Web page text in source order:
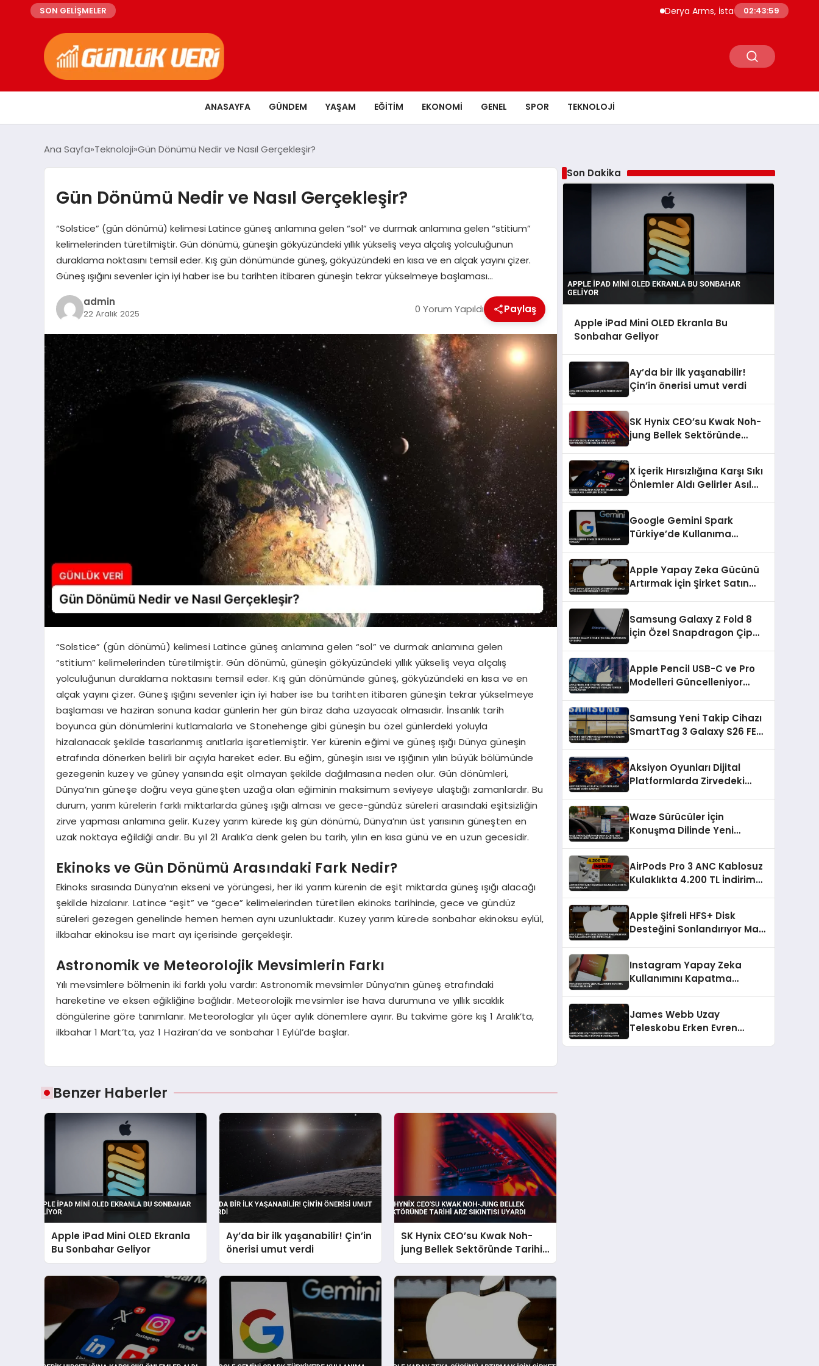
SON GELİŞMELER Derya Arms, İstanbul Prohunt 2026’da
02:44:00
ANASAYFA GÜNDEM YAŞAM EĞITIM EKONOMI GENEL SPOR TEKNOLOJI
Ana Sayfa Teknoloji Gün Dönümü Nedir ve Nasıl Gerçekleşir?
Gün Dönümü Nedir ve Nasıl Gerçekleşir?
“Solstice” (gün dönümü) kelimesi Latince güneş anlamına gelen “sol” ve durmak anlamına gelen “stitium”
kelimelerinden türetilmiştir. Gün dönümü, güneşin gökyüzündeki yıllık yükseliş veya alçalış yolculuğunun
duraklama noktasını temsil eder. Kış gün dönümünde güneş, gökyüzündeki en kısa ve en alçak yayını çizer.
Güneş ışığını sevenler için iyi haber ise bu tarihten itibaren güneşin tekrar yükselmeye başlaması…
admin
22 Aralık 2025 0 Yorum Yapıldı Paylaş
“Solstice” (gün dönümü) kelimesi Latince güneş anlamına gelen “sol” ve durmak anlamına gelen
“stitium” kelimelerinden türetilmiştir. Gün dönümü, güneşin gökyüzündeki yıllık yükseliş veya alçalış
yolculuğunun duraklama noktasını temsil eder. Kış gün dönümünde güneş, gökyüzündeki en kısa ve en
alçak yayını çizer. Güneş ışığını sevenler için iyi haber ise bu tarihten itibaren güneşin tekrar yükselmeye
başlaması ve haziran sonuna kadar günlerin her gün biraz daha uzayacak olmasıdır. İnsanlık tarih
boyunca gün dönümlerini kutlamalarla ve Stonehenge gibi güneşin bu özel günlerdeki yoluyla
hizalanacak şekilde tasarlanmış anıtlarla işaretlemiştir. Yer kürenin eğimi ve güneş ışığı Dünya güneşin
etrafında dönerken belirli bir açıyla hareket eder. Bu eğim, güneşin ısısı ve ışığının yılın büyük bölümünde
gezegenin kuzey ve güney yarısında eşit olmayan şekilde dağılmasına neden olur. Gün dönümleri,
Dünya’nın güneşe doğru veya güneşten uzağa olan eğiminin maksimum seviyeye ulaştığı zamanlardır. Bu
durum, yarım kürelerin farklı miktarlarda güneş ışığı alması ve gece-gündüz süreleri arasındaki eşitsizliğin
zirve yapması anlamına gelir. Kuzey yarım kürede kış gün dönümü, Dünya’nın üst yarısının güneşten en
uzak noktaya eğildiği andır. Bu yıl 21 Aralık’a denk gelen bu tarih, yılın en kısa günü ve en uzun gecesidir.
Ekinoks ve Gün Dönümü Arasındaki Fark Nedir?
Ekinoks sırasında Dünya’nın ekseni ve yörüngesi, her iki yarım kürenin de eşit miktarda güneş ışığı alacağı
şekilde hizalanır. Latince “eşit” ve “gece” kelimelerinden türetilen ekinoks tarihinde, gece ve gündüz
süreleri gezegen genelinde hemen hemen aynı uzunluktadır. Kuzey yarım kürede sonbahar ekinoksu eylül,
ilkbahar ekinoksu ise mart ayı içerisinde gerçekleşir.
Astronomik ve Meteorolojik Mevsimlerin Farkı
Yılı mevsimlere bölmenin iki farklı yolu vardır: Astronomik mevsimler Dünya’nın güneş etrafındaki
hareketine ve eksen eğikliğine bağlıdır. Meteorolojik mevsimler ise hava durumuna ve yıllık sıcaklık
döngülerine göre tanımlanır. Meteorologlar yılı üçer aylık dönemlere ayırır. Bu takvime göre kış 1 Aralık’ta,
ilkbahar 1 Mart’ta, yaz 1 Haziran’da ve sonbahar 1 Eylül’de başlar.
Benzer Haberler
Apple iPad Mini OLED Ekranla
Bu Sonbahar Geliyor
Ay’da bir ilk yaşanabilir! Çin’in
önerisi umut verdi
SK Hynix CEO’su Kwak Noh-
jung Bellek Sektöründe Tarihi
Arz Sıkıntısı Uyardı
Son Dakika
Apple iPad Mini OLED Ekranla Bu
Sonbahar Geliyor
Ay’da bir ilk yaşanabilir!
Çin’in önerisi umut verdi
SK Hynix CEO’su Kwak Noh-
jung Bellek Sektöründe
X İçerik Hırsızlığına Karşı Sıkı
Önlemler Aldı Gelirler Asıl
Google Gemini Spark
Türkiye’de Kullanıma
Apple Yapay Zeka Gücünü
Artırmak İçin Şirket Satın
Samsung Galaxy Z Fold 8
İçin Özel Snapdragon Çip
Apple Pencil USB-C ve Pro
Modelleri Güncelleniyor
Samsung Yeni Takip Cihazı
SmartTag 3 Galaxy S26 FE
Aksiyon Oyunları Dijital
Platformlarda Zirvedeki
Waze Sürücüler İçin
Konuşma Dilinde Yeni
AirPods Pro 3 ANC Kablosuz
Kulaklıkta 4.200 TL İndirim
Apple Şifreli HFS+ Disk
Desteğini Sonlandırıyor Mac
Instagram Yapay Zeka
Kullanımını Kapatma
James Webb Uzay
Teleskobu Erken Evren